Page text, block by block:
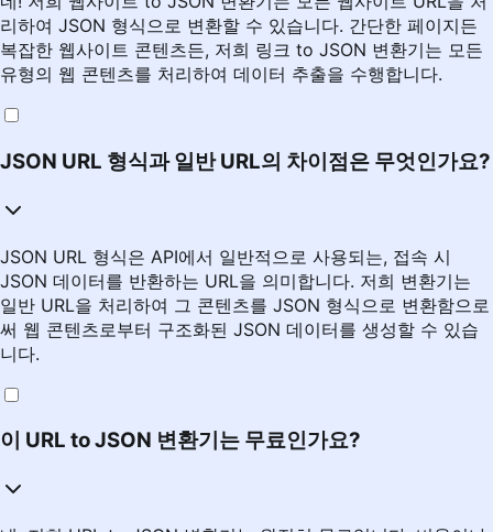
리하여 JSON 형식으로 변환할 수 있습니다. 간단한 페이지든
복잡한 웹사이트 콘텐츠든, 저희 링크 to JSON 변환기는 모든
유형의 웹 콘텐츠를 처리하여 데이터 추출을 수행합니다.
JSON URL 형식과 일반 URL의 차이점은 무엇인가요?
JSON URL 형식은 API에서 일반적으로 사용되는, 접속 시
JSON 데이터를 반환하는 URL을 의미합니다. 저희 변환기는
일반 URL을 처리하여 그 콘텐츠를 JSON 형식으로 변환함으로
써 웹 콘텐츠로부터 구조화된 JSON 데이터를 생성할 수 있습
니다.
이 URL to JSON 변환기는 무료인가요?